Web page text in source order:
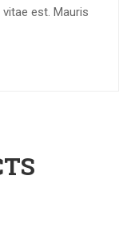
est. Mauris